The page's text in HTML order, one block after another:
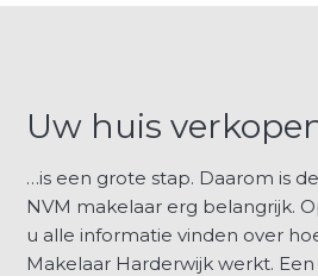
Uw huis
…is een grote stap. Daarom is
NVM makelaar erg belangrijk.
u alle informatie vinden over
Makelaar Harderwijk werkt.